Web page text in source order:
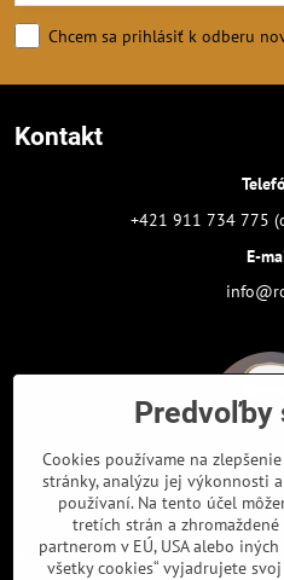
Chcem sa prihlásiť k odberu
Kontakt
+421 911 734 775
E-
Odkazy
Predvoľby
Cookies používame na
stránky, analýzu jej výkonnosti
používaní. Na tento účel
tretích strán a
partnerom v EÚ, USA alebo
všetky cookies“ vyjadrujete